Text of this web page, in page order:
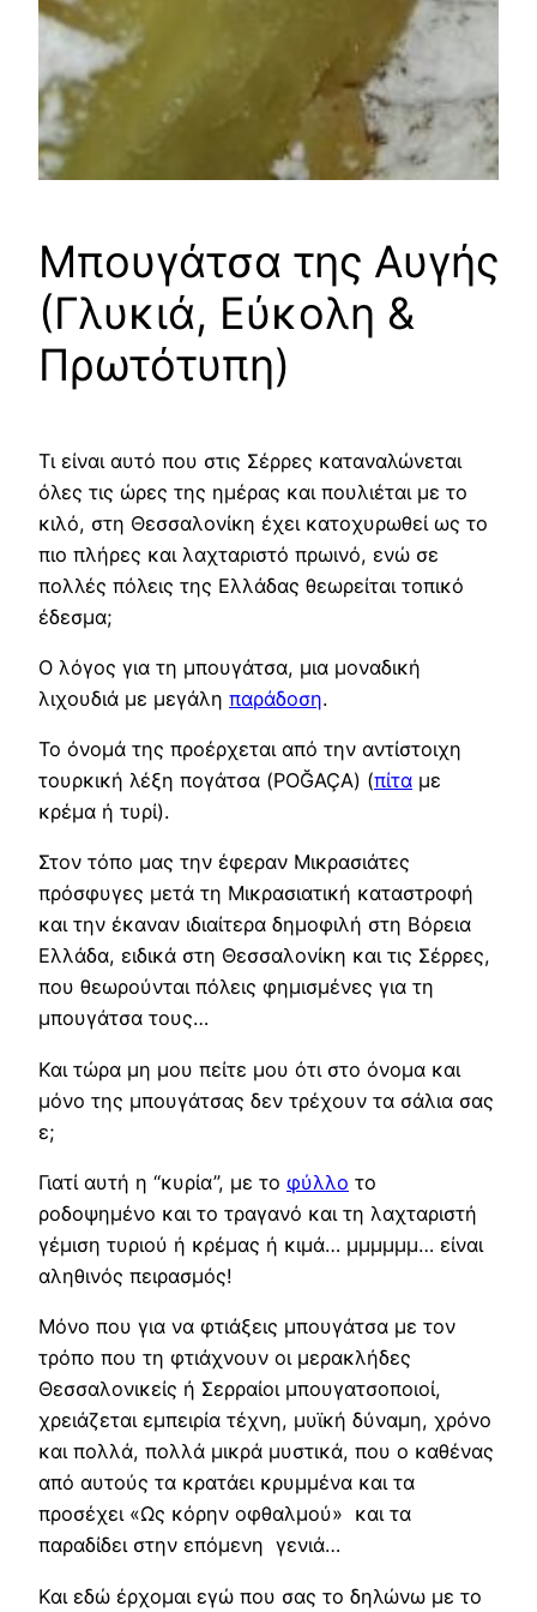
Μπουγάτσα της Αυγής
(Γλυκιά, Εύκολη &
Πρωτότυπη)
Τι είναι αυτό που στις Σέρρες καταναλώνεται
όλες τις ώρες της ημέρας και πουλιέται με το
κιλό, στη Θεσσαλονίκη έχει κατοχυρωθεί ως το
πιο πλήρες και λαχταριστό πρωινό, ενώ σε
πολλές πόλεις της Ελλάδας θεωρείται τοπικό
έδεσμα;
Ο λόγος για τη μπουγάτσα, μια μοναδική
λιχουδιά με μεγάλη παράδοση.
Το όνομά της προέρχεται από την αντίστοιχη
τουρκική λέξη πογάτσα (POĞAÇA) (πίτα με
κρέμα ή τυρί).
Στον τόπο μας την έφεραν Μικρασιάτες
πρόσφυγες μετά τη Μικρασιατική καταστροφή
και την έκαναν ιδιαίτερα δημοφιλή στη Βόρεια
Ελλάδα, ειδικά στη Θεσσαλονίκη και τις Σέρρες,
που θεωρούνται πόλεις φημισμένες για τη
μπουγάτσα τους…
Και τώρα μη μου πείτε μου ότι στο όνομα και
μόνο της μπουγάτσας δεν τρέχουν τα σάλια σας
ε;
Γιατί αυτή η “κυρία”, με το φύλλο το
ροδοψημένο και το τραγανό και τη λαχταριστή
γέμιση τυριού ή κρέμας ή κιμά… μμμμμμ… είναι
αληθινός πειρασμός!
Μόνο που για να φτιάξεις μπουγάτσα με τον
τρόπο που τη φτιάχνουν οι μερακλήδες
Θεσσαλονικείς ή Σερραίοι μπουγατσοποιοί,
χρειάζεται εμπειρία τέχνη, μυϊκή δύναμη, χρόνο
και πολλά, πολλά μικρά μυστικά, που ο καθένας
από αυτούς τα κρατάει κρυμμένα και τα
προσέχει «Ως κόρην οφθαλμού» και τα
παραδίδει στην επόμενη γενιά…
Και εδώ έρχομαι εγώ που σας το δηλώνω με το